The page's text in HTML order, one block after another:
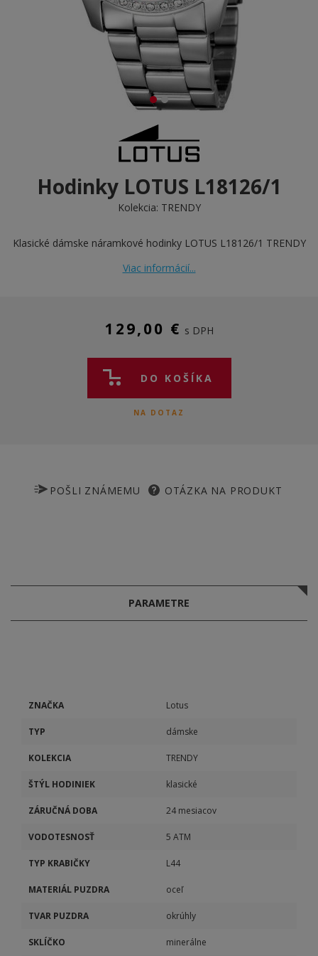
Hodinky LOTUS L18126/1
Kolekcia: TRENDY
Klasické dámske náramkové hodinky LOTUS L18126/1 TRENDY
Viac informácií...
129,00 € s DPH
DO KOŠÍKA
NA DOTAZ
POŠLI ZNÁMEMU OTÁZKA NA PRODUKT
PARAMETRE
ZNAČKA Lotus
TYP dámske
KOLEKCIA TRENDY
ŠTÝL HODINIEK klasické
ZÁRUČNÁ DOBA 24 mesiacov
VODOTESNOSŤ 5 ATM
TYP KRABIČKY L44
MATERIÁL PUZDRA oceľ
TVAR PUZDRA okrúhly
SKLÍČKO minerálne